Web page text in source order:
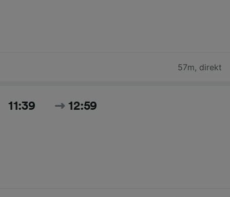
57m, direkt
11:39 12:59